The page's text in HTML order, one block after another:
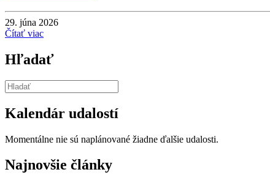
29. júna 2026
Čítať viac
Hľadať
Kalendár udalostí
Momentálne nie sú naplánované žiadne ďalšie udalosti.
Najnovšie články